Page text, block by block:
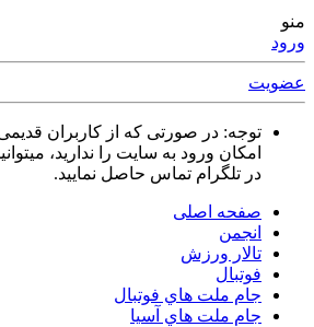
منو
ورود
عضویت
توجه: در صورتی که از کاربران
در تلگرام تماس حاصل نمایید.
صفحه اصلی
انجمن
تالار ورزش
فوتبال
جام ملت هاي فوتبال
جام ملت هاي آسيا